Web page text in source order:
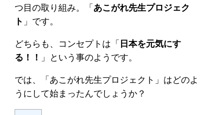
つ目の取り組み。「あこがれ先生プロジェク
ト 」です。
どちらも、コンセプトは「日本を元気にす
る！！
」という事のようです。
では、「あこがれ先生プロジェクト」はどのよ
うにして始まったんでしょうか？